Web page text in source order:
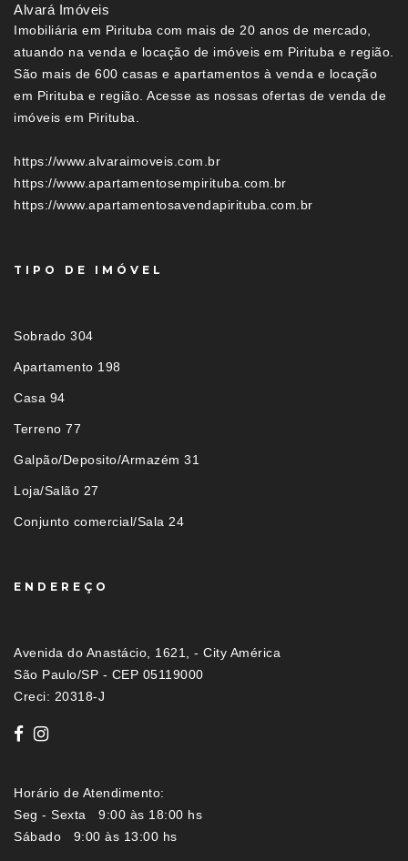
Alvará Imóveis
Imobiliária em Pirituba com mais de 20 anos de mercado,
atuando na venda e locação de imóveis em Pirituba e região.
São mais de 600 casas e apartamentos à venda e locação
em Pirituba e região. Acesse as nossas ofertas de venda de
imóveis em Pirituba.
https://www.alvaraimoveis.com.br
https://www.apartamentosempirituba.com.br
https://www.apartamentosavendapirituba.com.br
TIPO DE IMÓVEL
Sobrado 304
Apartamento 198
Casa 94
Terreno 77
Galpão/Deposito/Armazém 31
Loja/Salão 27
Conjunto comercial/Sala 24
ENDEREÇO
Avenida do Anastácio, 1621, - City América
São Paulo/SP - CEP 05119000
Creci: 20318-J
Horário de Atendimento:
Seg - Sexta 9:00 às 18:00 hs
Sábado 9:00 às 13:00 hs